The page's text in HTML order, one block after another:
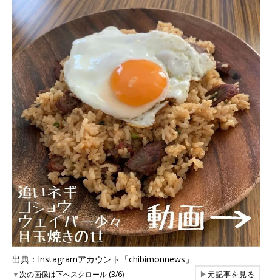
出典：Instagramアカウント「chibimonnews」
▼次の画像は下へスクロール (3/6) ▶元記事を見る